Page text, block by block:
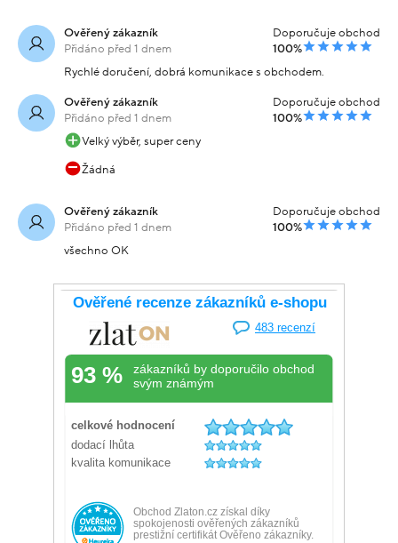
Ověřený zákazník
Přidáno před 1 dnem
Doporučuje obchod
100%
Rychlé doručení, dobrá komunikace s obchodem.
Ověřený zákazník
Přidáno před 1 dnem
Doporučuje obchod
100%
Velký výběr, super ceny
Žádná
Ověřený zákazník
Přidáno před 1 dnem
Doporučuje obchod
100%
všechno OK